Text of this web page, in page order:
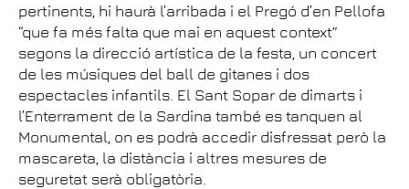
pertinents, hi haurà l’arribada i el Pregó d’en Pellofa
“que fa més falta que mai en aquest context”
segons la direcció artística de la festa, un concert
de les músiques del ball de gitanes i dos
espectacles infantils. El Sant Sopar de dimarts i
l’Enterrament de la Sardina també es tanquen al
Monumental, on es podrà accedir disfressat però la
mascareta, la distància i altres mesures de
seguretat serà obligatòria.